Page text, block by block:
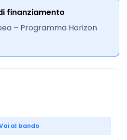
finanziamento
– Programma Horizon
al bando